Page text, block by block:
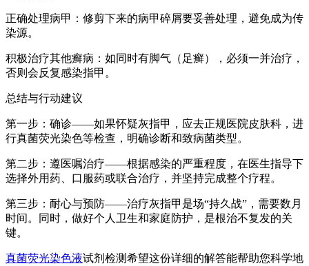
正确处理病甲：修剪下来的病甲碎屑要妥善处理，避免成为传
染源。
积极治疗其他癣病：如同时有脚气（足癣），必须一并治疗，
否则会反复感染指甲。
总结与行动建议
第一步：确诊——如果怀疑灰指甲，应去正规医院皮肤科，进
行真菌荧光染色等检查，明确诊断和致病菌类型。
第二步：遵医嘱治疗——根据感染的严重程度，在医生指导下
选择外用药、口服药或联合治疗，并坚持完成整个疗程。
第三步：耐心与预防——治疗灰指甲是场“持久战”，需要数月
时间。同时，做好个人卫生和家庭防护，是根治不复发的关
键。
真菌荧光染色液试剂检测希望这份详细的解答能帮助您科学地